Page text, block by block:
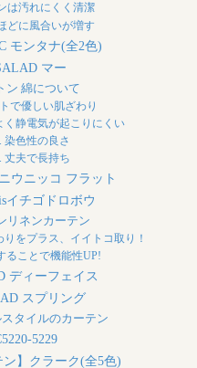
は汚れにくく清潔
どに風合いが増す
モンタナ(全2色)
マー
ン 綿について
で優しい肌ざわり
く静電気が起こりにくい
染色性の良さ
丈夫で長持ち
ウニッコ フラット
イチゴドロボウ
リネンカーテン
をプラス、イイトコ取り！
ることで機能性UP!
ディーフェイス
スプリング
タイルのカーテン
5229
ン】クラーク(全5色)